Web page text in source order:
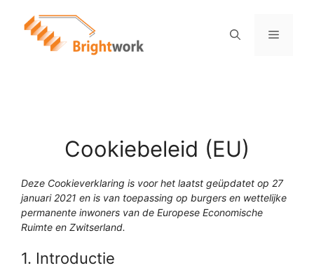
Cookiebeleid (EU)
Deze Cookieverklaring is voor het laatst geüpdatet op 27
januari 2021 en is van toepassing op burgers en wettelijke
permanente inwoners van de Europese Economische
Ruimte en Zwitserland.
1. Introductie